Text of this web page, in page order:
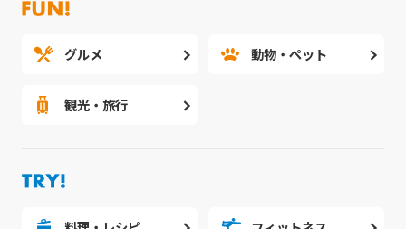
グルメ 動物・ペット
観光・旅行